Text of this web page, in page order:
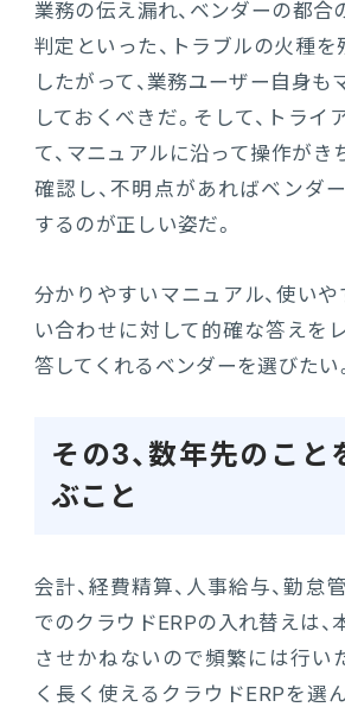
業務の伝え漏れ、ベンダーの都合
判定といった、トラブルの火種を
したがって、業務ユーザー自身も
しておくべきだ。そして、トライ
て、マニュアルに沿って操作がき
確認し、不明点があればベンダ
するのが正しい姿だ。
分かりやすいマニュアル、使いや
い合わせに対して的確な答えを
答してくれるベンダーを選びたい
その3、数年先のこと
ぶこと
会計、経費精算、人事給与、勤怠
でのクラウドERPの入れ替えは、
させかねないので頻繁には行い
く長く使えるクラウドERPを選